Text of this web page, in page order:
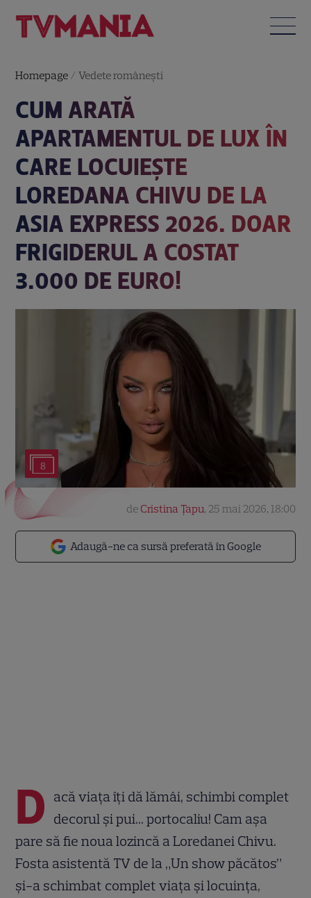
Homepage /Vedete româneşti
CUM ARATĂ
APARTAMENTUL DE LUX ÎN
CARE LOCUIEȘTE
LOREDANA CHIVU DE LA
ASIA EXPRESS 2026. DOAR
FRIGIDERUL A COSTAT
3.000 DE EURO!
8
Adaugă-ne ca sursă preferată în Google
de Cristina Țapu, 25 mai 2026, 18:00
D acă viața îți dă lămâi, schimbi complet
decorul și pui... portocaliu! Cam așa
pare să fie noua lozincă a Loredanei Chivu.
Fosta asistentă TV de la „Un show păcătos”
și-a schimbat complet viața și locuința,